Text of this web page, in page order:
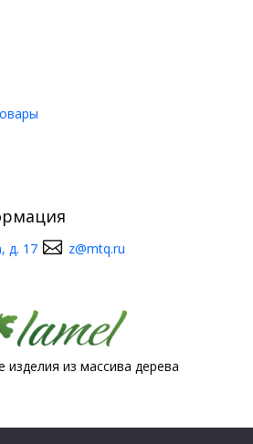
д. 17 z@mtq.ru
изделия из массива дерева